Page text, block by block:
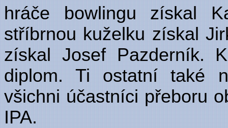
hráče bowlingu získal
stříbrnou kuželku získal
získal Josef Pazderník.
diplom. Ti ostatní také
všichni účastníci přeboru
IPA.